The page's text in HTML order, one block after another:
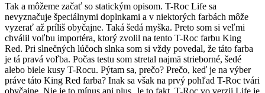
Tak a môžeme začať so statickým opisom. T-Roc Life sa
nevyznačuje špeciálnymi doplnkami a v niektorých farbách môže
vyzerať až príliš obyčajne. Taká šedá myška. Preto som si veľmi
chválil voľbu importéra, ktorý zvolil na tento T-Roc farbu King
Red. Pri slnečných lúčoch slnka som si vždy povedal, že táto farba
je tá pravá voľba. Počas testu som stretal najmä strieborné, šedé
alebo biele kusy T-Rocu. Pýtam sa, prečo? Prečo, keď je na výber
práve táto King Red farba? Inak sa však na prvý pohľad T-Roc tvári
obyčajne. Nie je to mínus ani plus. Je to fakt. T-Roc vo verzii Life je